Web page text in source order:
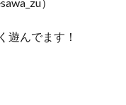
遊んでます！